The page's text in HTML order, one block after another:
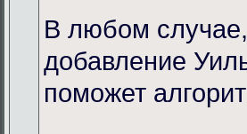
В любом случае,
добавление
поможет